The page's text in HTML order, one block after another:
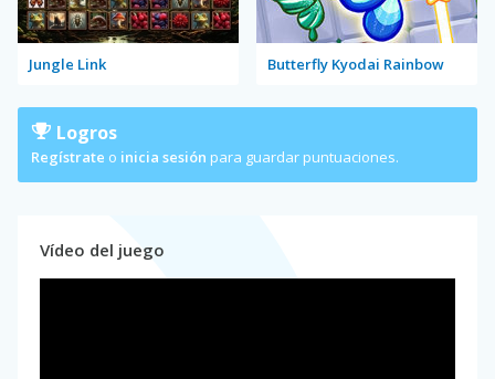
Jungle Link Butterfly Kyodai Rainbow
Logros
Regístrate o inicia sesión para guardar puntuaciones.
Vídeo del juego